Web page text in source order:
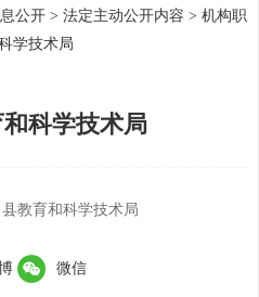
公开 > 法定主动公开内容 > 机构职
学技术局
科学技术局
教育和科学技术局
微信